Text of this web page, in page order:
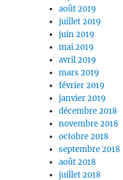
août 2019
juillet 2019
juin 2019
mai 2019
avril 2019
mars 2019
février 2019
janvier 2019
décembre 2018
novembre 2018
octobre 2018
septembre 2018
août 2018
juillet 2018